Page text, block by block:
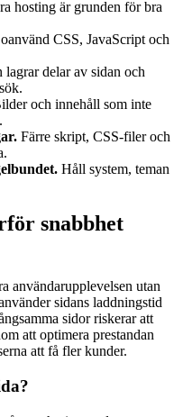
hosting är grunden för bra
CSS, JavaScript och
lagrar delar av sidan och
och innehåll som inte
Färre skript, CSS-filer och
Håll system, teman
snabbhet
användarupplevelsen utan
sidans laddningstid
sidor riskerar att
att optimera prestandan
att få fler kunder.